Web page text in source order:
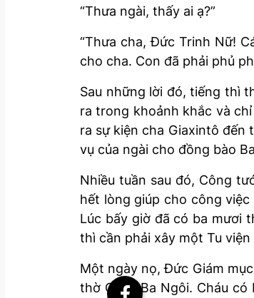
“Thưa ngài, thấy ai ạ?”
“Thưa cha, Đức Trinh Nữ!
cho cha. Con đã phải phủ
Sau những lời đó, tiếng thì
ra trong khoảnh khắc và
ra sự kiện cha Giaxintô đến
vụ của ngài cho đồng bào
Nhiều tuần sau đó, Công
hết lòng giúp cho công
Lúc bấy giờ đã có ba mươi
thì cần phải xây một Tu
Một ngày nọ, Đức Giám
thờ Chúa Ba Ngôi. Cháu